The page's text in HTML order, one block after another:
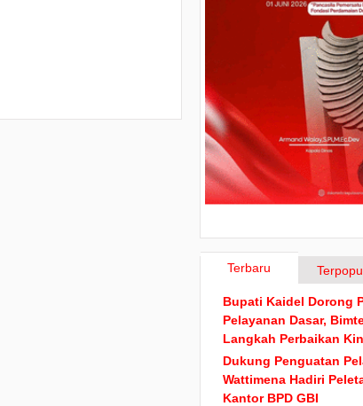
Terbaru
Bupati Kaidel Dorong
Pelayanan Dasar,
Langkah Perbaikan
Dukung Penguatan
Wattimena Hadiri
Kantor BPD GBI